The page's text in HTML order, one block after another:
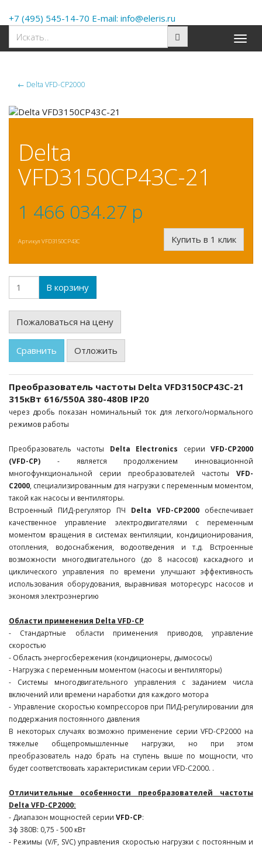
+7 (495) 545-14-70 E-mail: info@eleris.ru
Toggle
← Delta VFD-CP2000
Delta
VFD3150CP43C-21
1 466 034.27 p
Купить в 1 клик
Артикул VFD3150CP43C
В корзину
Пожаловаться на цену
Сравнить Отложить
Преобразователь частоты Delta VFD3150CP43C-21
315кВт 616/550А 380-480В IP20
через дробь показан номинальный ток для легкого/нормального
режимов работы
Преобразователь частоты Delta Electronics серииVFD-CP2000
(VFD-CP) - является продолжением инновационной
многофункциональной серии преобразователей частоты VFD-
С2000, специализированным для нагрузки с переменным моментом,
такой как насосы и вентиляторы.
Встроенный ПИД-регулятор ПЧ Delta VFD-CP2000 обеспечивает
качественное управление электродвигателями с переменным
моментом вращения в системах вентиляции, кондиционирования,
отопления, водоснабжения, водоотведения и т.д. Встроенные
возможности многодвигательного (до 8 насосов) каскадного и
циклического управления по времени улучшают эффективность
использования оборудования, выравнивая моторесурс насосов и
экономя электроэнергию
Области применения Delta VFD-CP
- Стандартные области применения приводов, управление
скоростью
- Область энергосбережения (кондиционеры, дымососы)
- Нагрузка с переменным моментом (насосы и вентиляторы)
- Системы многодвигательного управления с заданием числа
включений или времени наработки для каждого мотора
- Управление скоростью компрессоров при ПИД-регулировании для
поддержания постоянного давления
В некоторых случаях возможно применение серии VFD-CP2000 на
тяжелые общепромышленные нагрузки, но при этом
преобразователь надо брать на ступень выше по мощности, что
будет соответствовать характеристикам серии VFD-C2000. .
Отличительные особенности преобразователей частоты
Delta VFD-СP2000:
- Диапазон мощностей серии VFD-СP:
3ф 380В: 0,75 - 500 кВт
- Режимы (V/F, SVC) управления скоростью нагрузки с постоянным и